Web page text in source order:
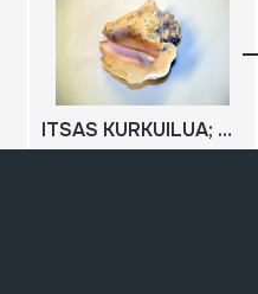
ITSAS KURKUILUA; CARACOLA